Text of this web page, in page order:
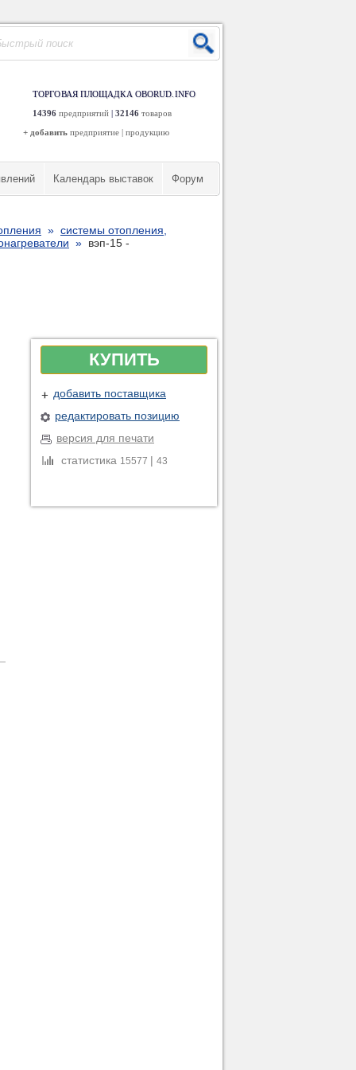
ТОРГОВАЯ ПЛОЩАДКА OBORUD.INFO
14396 предприятий | 32146 товаров
+ добавить предприятие | продукцию
Календарь выставок Форум
» системы отопления,
» вэп-15 -
КУПИТЬ
добавить поставщика
редактировать позицию
версия для печати
статистика 15577 | 43